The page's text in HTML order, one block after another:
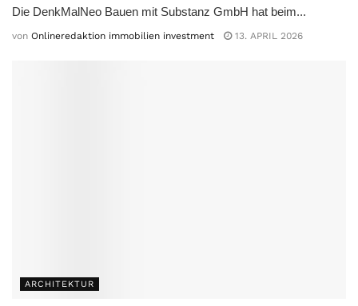
Die DenkMalNeo Bauen mit Substanz GmbH hat beim...
von Onlineredaktion immobilien investment 13. APRIL 2026
ARCHITEKTUR